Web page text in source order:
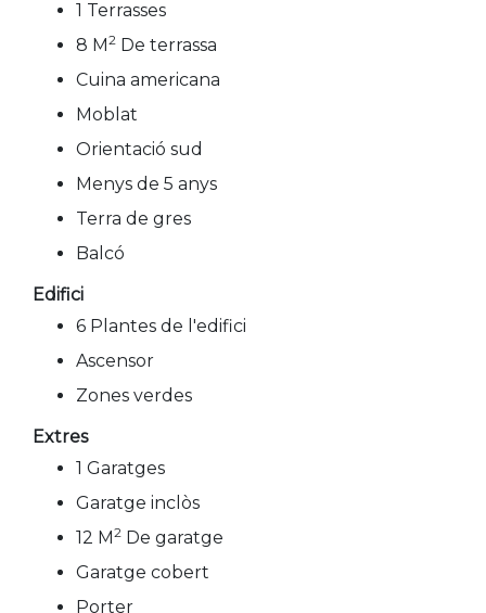
1 Terrasses
8 M2 De terrassa
Cuina americana
Moblat
Orientació sud
Menys de 5 anys
Terra de gres
Balcó
Edifici
6 Plantes de l'edifici
Ascensor
Zones verdes
Extres
1 Garatges
Garatge inclòs
12 M2 De garatge
Garatge cobert
Porter